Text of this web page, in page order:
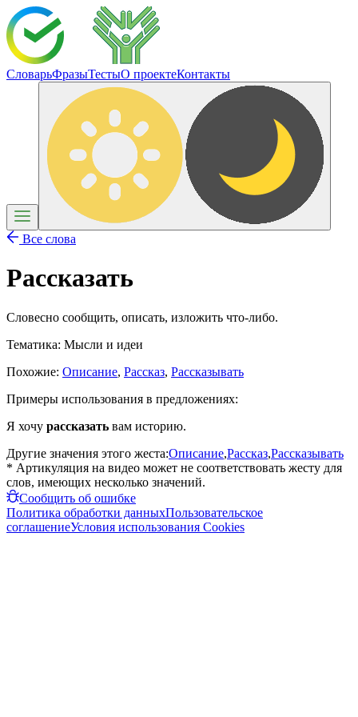
СловарьФразыТестыО проектеКонтакты
Все слова
Рассказать
Словесно сообщить, описать, изложить что-либо.
Тематика: Мысли и идеи
Похожие: Описание, Рассказ, Рассказывать
Примеры использования в предложениях:
Я хочу рассказать вам историю.
Другие значения этого жеста:Описание,Рассказ,Рассказывать
* Артикуляция на видео может не соответствовать жесту для
слов, имеющих несколько значений.
Сообщить об ошибке
Политика обработки данныхПользовательское
соглашениеУсловия использования Cookies